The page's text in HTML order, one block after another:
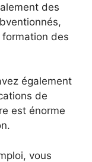
des
des
également
de
est énorme
vous